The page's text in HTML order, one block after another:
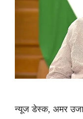
न्यूज डेस्क, अमर